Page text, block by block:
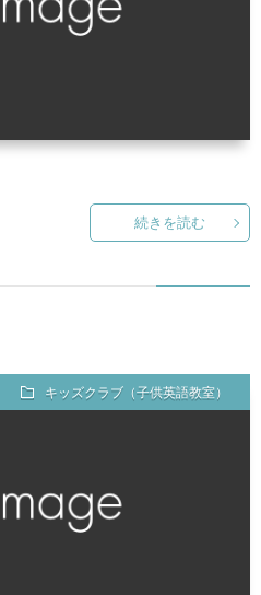
続きを読む
キッズクラブ（子供英語教室）